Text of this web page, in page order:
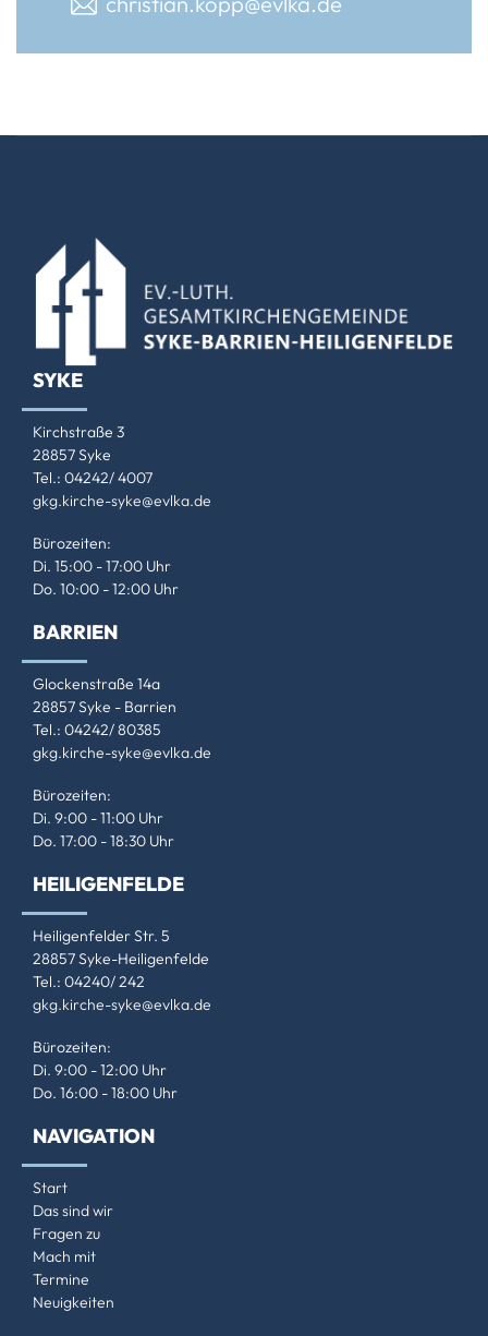
SYKE
Kirchstraße 3
28857 Syke
Tel.: 04242/ 4007
gkg.kirche-syke@evlka.de
Bürozeiten:
Di. 15:00 - 17:00 Uhr
Do. 10:00 - 12:00 Uhr
BARRIEN
Glockenstraße 14a
28857 Syke - Barrien
Tel.: 04242/ 80385
gkg.kirche-syke@evlka.de
Bürozeiten:
Di. 9:00 - 11:00 Uhr
Do. 17:00 - 18:30 Uhr
HEILIGENFELDE
Heiligenfelder Str. 5
28857 Syke-Heiligenfelde
Tel.: 04240/ 242
gkg.kirche-syke@evlka.de
Bürozeiten:
Di. 9:00 - 12:00 Uhr
Do. 16:00 - 18:00 Uhr
NAVIGATION
Start
Das sind wir
Fragen zu
Mach mit
Termine
Neuigkeiten